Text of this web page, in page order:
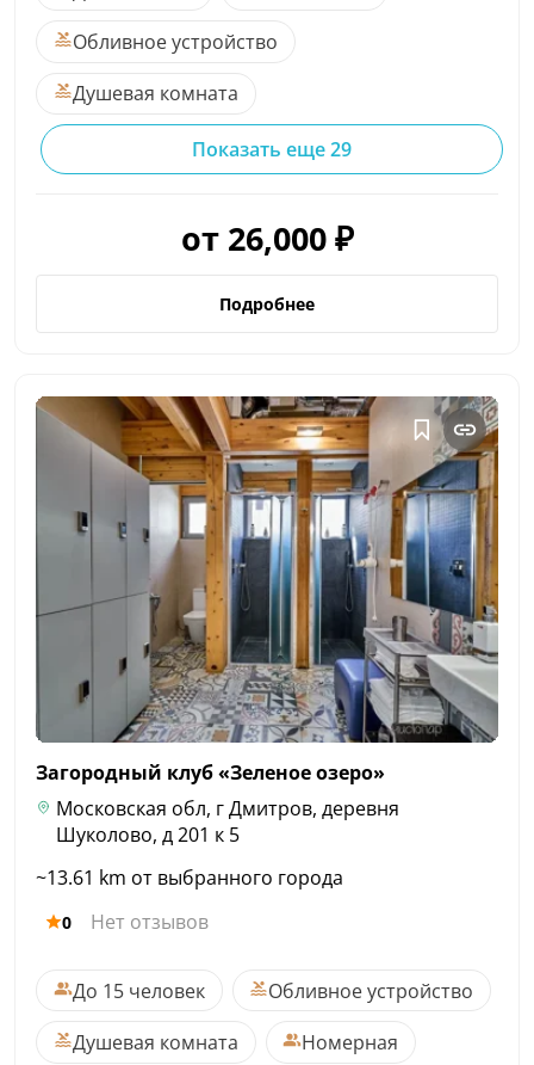
Обливное устройство
Душевая комната
Показать еще 29
от 26,000 ₽
Подробнее
Загородный клуб «Зеленоеозеро»
Московская обл, г Дмитров, деревня
Шуколово, д 201 к 5
~13.61 km от выбранного города
0 Нет отзывов
До 15 человек
Обливное устройство
Душевая комната
Номерная